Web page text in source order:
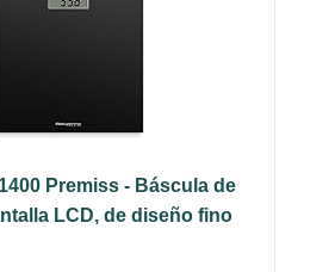
Premiss - Báscula de
LCD, de diseño fino